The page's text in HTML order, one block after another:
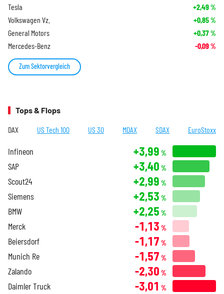
Tesla +2,49%
Volkswagen Vz. +0,85%
General Motors +0,37%
Mercedes-Benz -0,09%
Zum Sektorvergleich
Tops & Flops
DAX US Tech 100 US 30 MDAX SDAX EuroStoxx
Infineon +3,99 %
SAP +3,40 %
Scout24 +2,99 %
Siemens +2,53 %
BMW +2,25 %
Merck -1,13 %
Beiersdorf -1,17 %
Munich Re -1,57 %
Zalando -2,30 %
Daimler Truck -3,01 %